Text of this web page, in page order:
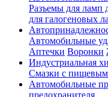
Разъемы для ламп
для галогеновых
Автомобильные
Аптечки Воронки
Индустриальная
Смазки с
Автомобильные
предохранителя